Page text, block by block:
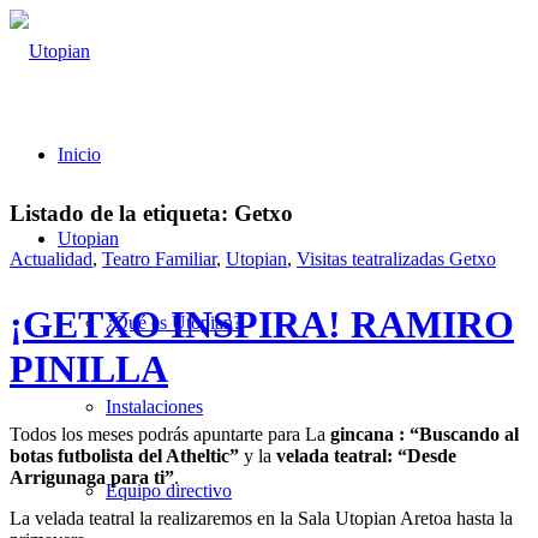
Inicio
Utopian
¿Qué es Utopian?
Instalaciones
Equipo directivo
Listado de la etiqueta: Getxo
Actualidad, Teatro Familiar, Utopian, Visitas teatralizadas Getxo
¡GETXO INSPIRA! RAMIRO
PINILLA
Todos los meses podrás apuntarte para La gincana : “Buscando al
botas futbolista del Atheltic” y la velada teatral: “Desde
Arrigunaga para ti”.
La velada teatral la realizaremos en la Sala Utopian Aretoa hasta la